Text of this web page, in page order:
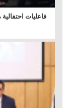
فاعليات